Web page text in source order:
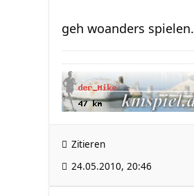
geh woanders spielen.
Zitieren
24.05.2010, 20:46